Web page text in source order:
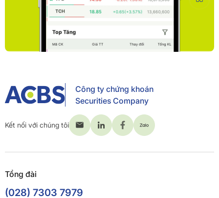
Công ty chứng khoán
Securities Company
Kết nối với chúng tôi
Tổng đài
(028) 7303 7979